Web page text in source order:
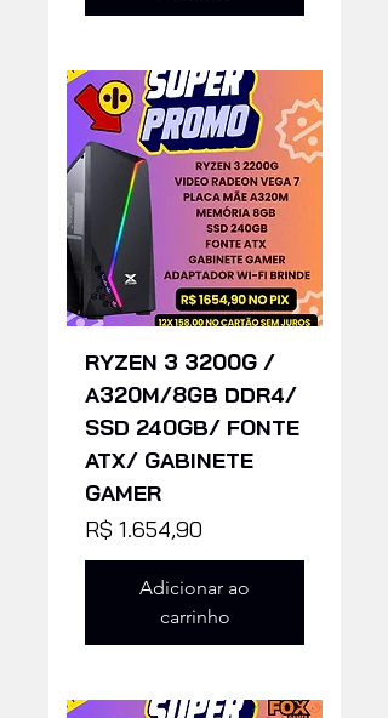
RYZEN 3 3200G /
A320M/8GB DDR4/
SSD 240GB/ FONTE
ATX/ GABINETE
GAMER
Preço
R$ 1.654,90
Adicionar ao
carrinho